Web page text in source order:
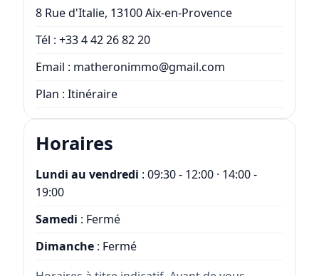
8 Rue d'Italie, 13100 Aix-en-Provence
Tél : +33 4 42 26 82 20
Email : matheronimmo@gmail.com
Plan : Itinéraire
Horaires
Lundi au vendredi : 09:30 - 12:00 · 14:00 -
19:00
Samedi : Fermé
Dimanche: Fermé